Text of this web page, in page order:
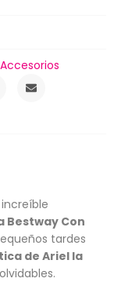
Accesorios
Bestway Con
tardes
de Ariel la